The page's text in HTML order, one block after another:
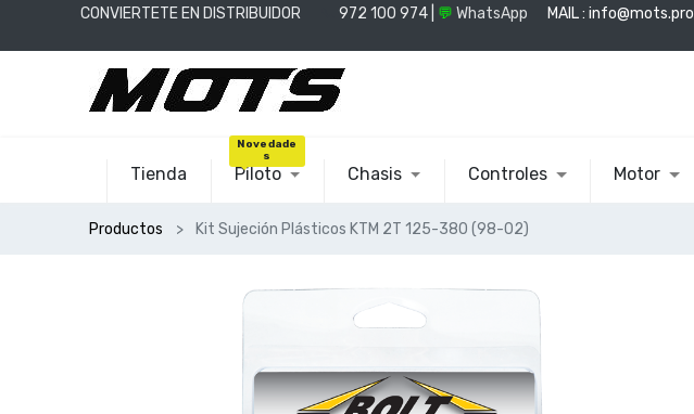
CONVIERTETE EN DISTRIBUIDOR 972 100 974 | 💬 WhatsApp MAIL :info@mots.pro
Tienda Piloto
Novedade
s
Chasis Controles Motor
Productos Kit Sujeción Plásticos KTM 2T 125-380 (98-02)